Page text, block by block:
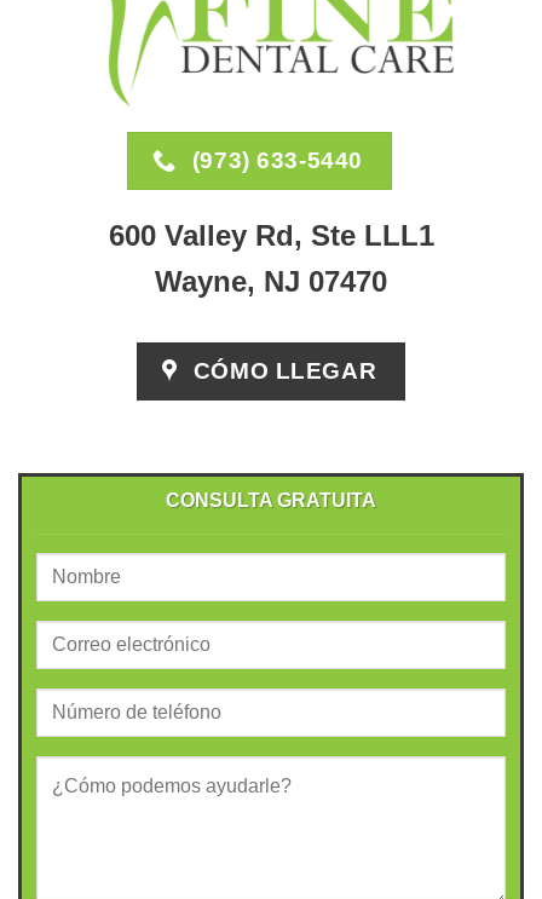
(973) 633-5440
600 Valley Rd, Ste LLL1
Wayne, NJ 07470
CÓMO LLEGAR
CONSULTA GRATUITA